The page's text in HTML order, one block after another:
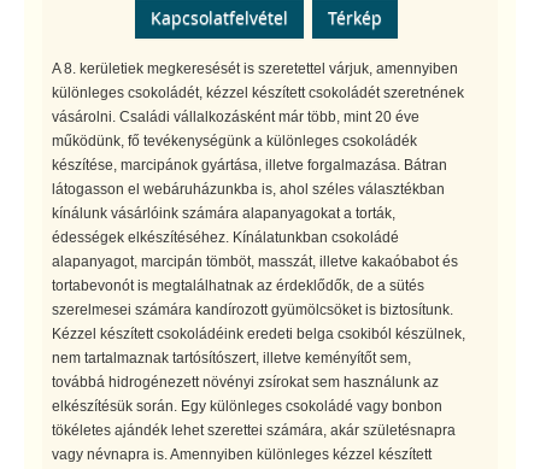
Kapcsolatfelvétel
Térkép
A 8. kerületiek megkeresését is szeretettel várjuk, amennyiben
különleges csokoládét, kézzel készített csokoládét szeretnének
vásárolni. Családi vállalkozásként már több, mint 20 éve
működünk, fő tevékenységünk a különleges csokoládék
készítése, marcipánok gyártása, illetve forgalmazása. Bátran
látogasson el webáruházunkba is, ahol széles választékban
kínálunk vásárlóink számára alapanyagokat a torták,
édességek elkészítéséhez. Kínálatunkban csokoládé
alapanyagot, marcipán tömböt, masszát, illetve kakaóbabot és
tortabevonót is megtalálhatnak az érdeklődők, de a sütés
szerelmesei számára kandírozott gyümölcsöket is biztosítunk.
Kézzel készített csokoládéink eredeti belga csokiból készülnek,
nem tartalmaznak tartósítószert, illetve keményítőt sem,
továbbá hidrogénezett növényi zsírokat sem használunk az
elkészítésük során. Egy különleges csokoládé vagy bonbon
tökéletes ajándék lehet szerettei számára, akár születésnapra
vagy névnapra is. Amennyiben különleges kézzel készített